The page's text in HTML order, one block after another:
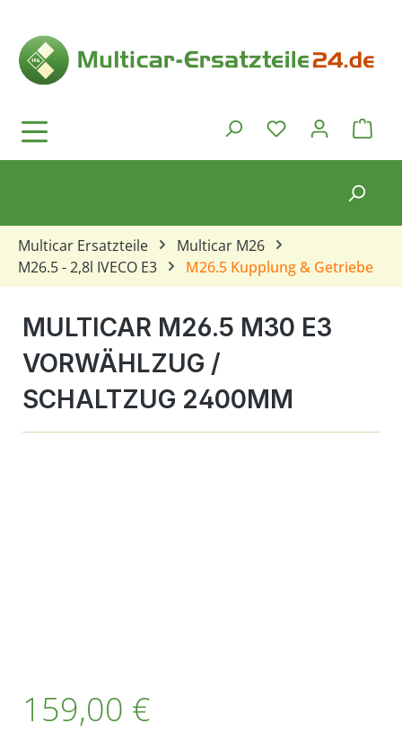
Du hast 0
Multicar Ersatzteile
Multicar M26
M26.5 - 2,8l IVECO E3
M26.5 Kupplung & Getriebe
MULTICAR M26.5 M30 E3
VORWÄHLZUG /
SCHALTZUG 2400MM
159,00 €